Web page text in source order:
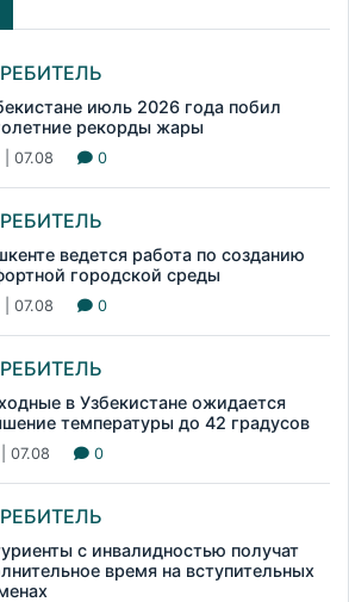
июль 2026 года побил
рекорды жары
| 07.08 0
ведется работа по созданию
городской среды
| 07.08 0
в Узбекистане ожидается
температуры до 42 градусов
07.08 0
с инвалидностью получат
время на вступительных